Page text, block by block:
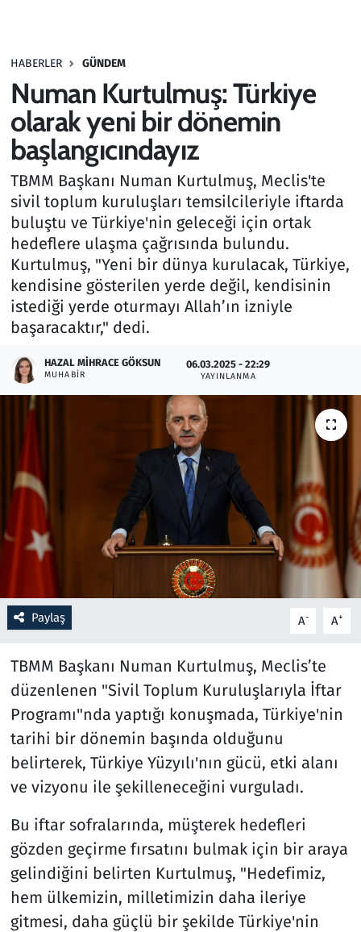
HABERLER GÜNDEM
Numan Kurtulmuş: Türkiye
olarak yeni bir dönemin
başlangıcındayız
TBMM Başkanı Numan Kurtulmuş, Meclis'te
sivil toplum kuruluşları temsilcileriyle iftarda
buluştu ve Türkiye'nin geleceği için ortak
hedeflere ulaşma çağrısında bulundu.
Kurtulmuş, "Yeni bir dünya kurulacak, Türkiye,
kendisine gösterilen yerde değil, kendisinin
istediği yerde oturmayı Allah’ın izniyle
başaracaktır," dedi.
HAZAL MIHRACE GÖKSUN
MUHABIR
06.03.2025 - 22:29
YAYINLANMA
Paylaş A- A+
TBMM Başkanı Numan Kurtulmuş, Meclis’te
düzenlenen "Sivil Toplum Kuruluşlarıyla İftar
Programı"nda yaptığı konuşmada, Türkiye'nin
tarihi bir dönemin başında olduğunu
belirterek, Türkiye Yüzyılı'nın gücü, etki alanı
ve vizyonu ile şekilleneceğini vurguladı.
Bu iftar sofralarında, müşterek hedefleri
gözden geçirme fırsatını bulmak için bir araya
gelindiğini belirten Kurtulmuş, "Hedefimiz,
hem ülkemizin, milletimizin daha ileriye
gitmesi, daha güçlü bir şekilde Türkiye'nin
Haber
Kültür Sanat
Kurumsal Haberler
Lezzet Durağı
Memur ve Kamu
Otomobil
Oyun
Ramazan
Resmi İlanlar
Savunma Sanayi
Seçim 2023
Spor
Televizyon